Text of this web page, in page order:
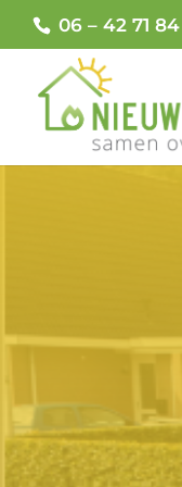
06 – 42 71